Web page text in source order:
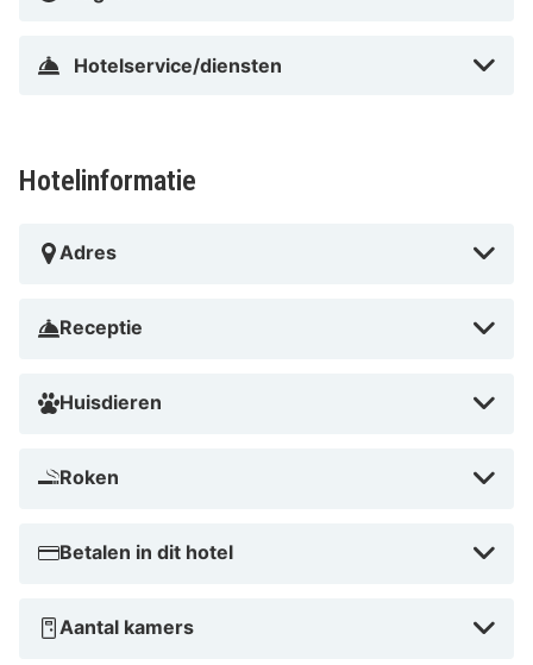
ligt op 3,9 km van Kasteel van Heidelberg en op 17 km
Hotelservice/diensten
Hotelinformatie
Adres
Receptie
Huisdieren
Roken
Betalen in dit hotel
Aantal kamers